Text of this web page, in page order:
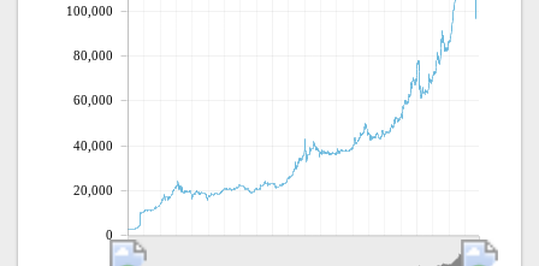
0
20,000
40,000
60,000
80,000
100,000